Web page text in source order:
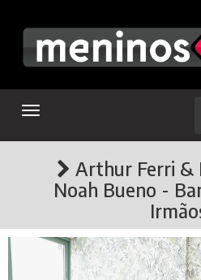
TOGGLE
Arthur Ferri &
Noah Bueno -